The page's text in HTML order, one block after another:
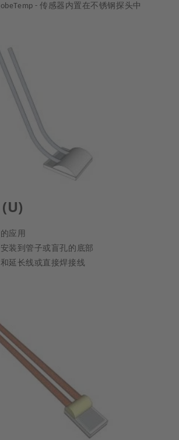
-传感器内置在不锈钢探头中
应用
装到管子或盲孔的底部
延长线或直接焊接线